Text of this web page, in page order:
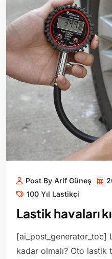
Post By Arif Güneş
100 Yıl Lastikçi
Lastik havaları
[ai_post_generator_toc]
kadar olmalı? Oto lastik